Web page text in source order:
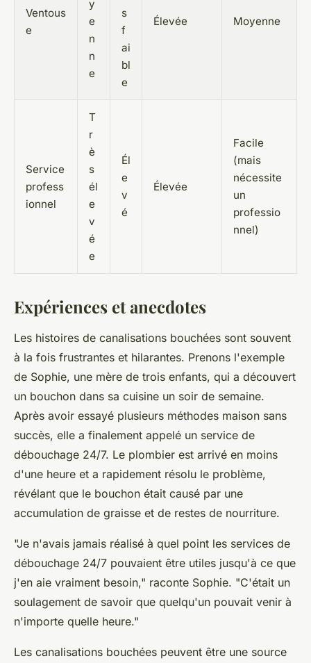
Ventous
e
y
e
n
n
e
s
f
ai
bl
e
Élevée Moyenne
Service
profess
ionnel
T
r
è
s
él
e
v
é
e
Él
e
v
é
Élevée
Facile
(mais
nécessite
un
professio
nnel)
Expériences et anecdotes
Les histoires de canalisations bouchées sont souvent
à la fois frustrantes et hilarantes. Prenons l'exemple
de Sophie, une mère de trois enfants, qui a découvert
un bouchon dans sa cuisine un soir de semaine.
Après avoir essayé plusieurs méthodes maison sans
succès, elle a finalement appelé un service de
débouchage 24/7. Le plombier est arrivé en moins
d'une heure et a rapidement résolu le problème,
révélant que le bouchon était causé par une
accumulation de graisse et de restes de nourriture.
"Je n'avais jamais réalisé à quel point les services de
débouchage 24/7 pouvaient être utiles jusqu'à ce que
j'en aie vraiment besoin," raconte Sophie. "C'était un
soulagement de savoir que quelqu'un pouvait venir à
n'importe quelle heure."
Les canalisations bouchées peuvent être une source